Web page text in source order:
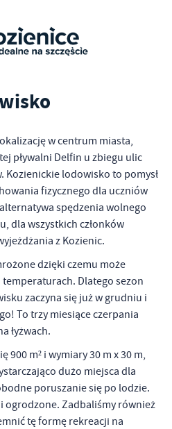
w centrum miasta,
pływalni Delfin u zbiegu ulic
Kozienickie lodowisko to pomysł
fizycznego dla uczniów
spędzenia wolnego
dla wszystkich członków
z Kozienic.
dzięki czemu może
Dlatego sezon
zaczyna się już w grudniu i
To trzy miesiące czerpania
łyżwach.
m² i wymiary 30 m x 30 m,
dużo miejsca dla
poruszanie się po lodzie.
ogrodzone. Zadbaliśmy również
tę formę rekreacji na